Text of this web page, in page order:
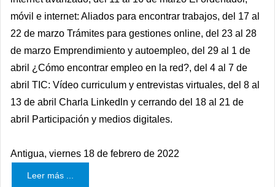
móvil e internet: Aliados para encontrar trabajos, del 17 al
22 de marzo Trámites para gestiones online, del 23 al 28
de marzo Emprendimiento y autoempleo, del 29 al 1 de
abril ¿Cómo encontrar empleo en la red?, del 4 al 7 de
abril TIC: Vídeo curriculum y entrevistas virtuales, del 8 al
13 de abril Charla Linkedln y cerrando del 18 al 21 de
abril Participación y medios digitales.
Antigua, viernes 18 de febrero de 2022
Leer más ...